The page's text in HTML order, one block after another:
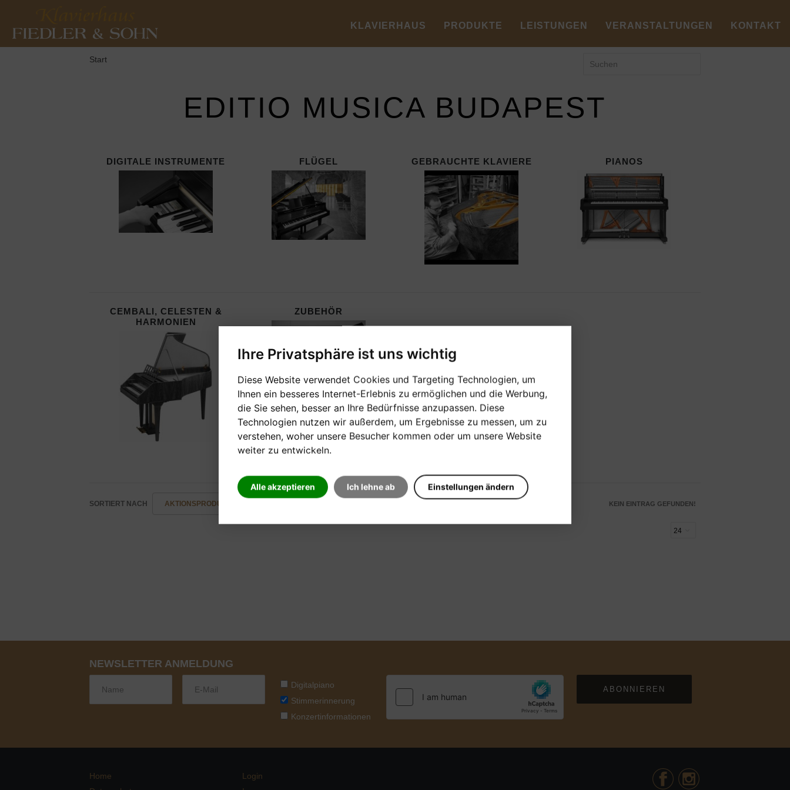
Ihre Privatsphäre ist uns wichtig
Diese Website verwendet Cookies und Targeting Technologien, um
Ihnen ein besseres Internet-Erlebnis zu ermöglichen und die Werbung,
die Sie sehen, besser an Ihre Bedürfnisse anzupassen. Diese
Technologien nutzen wir außerdem, um Ergebnisse zu messen, um zu
verstehen, woher unsere Besucher kommen oder um unsere Website
weiter zu entwickeln.
Alle akzeptieren Ich lehne ab Einstellungen ändern
KLAVIERHAUS PRODUKTE LEISTUNGEN VERANSTALTUNGEN KONTAKT
Start
EDITIO MUSICA BUDAPEST
DIGITALE INSTRUMENTE FLÜGEL GEBRAUCHTE KLAVIERE PIANOS
CEMBALI, CELESTEN &
HARMONIEN
ZUBEHÖR
SORTIERT NACH AKTIONSPRODUKTE -/+ KEIN EINTRAG GEFUNDEN!
NEWSLETTER ANMELDUNG
Digitalpiano
Stimmerinnerung
Konzertinformationen
ABONNIEREN
Home
Login